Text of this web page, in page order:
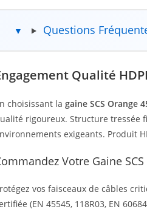
Questions
Qualité
choisissant la gaine SCS Orange
rigoureux. Structure tressée
exigeants. Produit
Votre Gaine
vos faisceaux de câbles
(EN 45545, 118R03, EN